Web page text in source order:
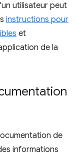
utilisateur peut
instructions pour
et
de la
de
informations